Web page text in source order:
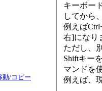
動/コピー
キーボー
してから
例えば
右]になり
ただし、
Shiftキー
マンドを
例えば、